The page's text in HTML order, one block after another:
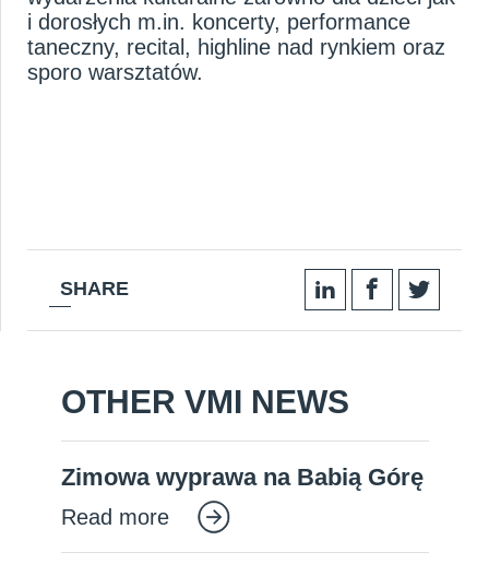
OTHER VMI NEWS
Zimowa wyprawa na Babią Górę
Read more
i dorosłych m.in. koncerty, performance
taneczny, recital, highline nad rynkiem oraz
sporo warsztatów.
SHARE